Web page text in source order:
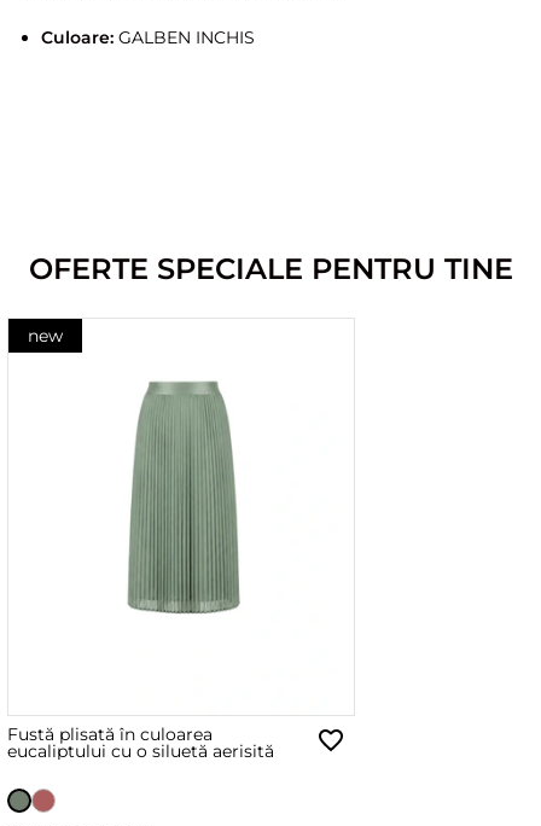
Culoare:GALBEN INCHIS
OFERTE SPECIALE PENTRU TINE
new
Fustă plisată în culoarea
eucaliptului cu o siluetă aerisită